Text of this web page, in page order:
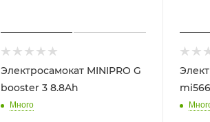
Электросамокат MINIPRO G
booster 3 8.8Ah
Много